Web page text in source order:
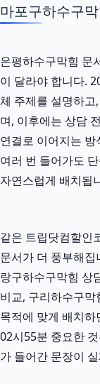
마포구하수구
은평하수구막힘 문
이 달라야 합니다.
체 주제를 설명하
며, 이후에는 상담
연결로 이어지는
여러 번 들어가도
자연스럽게 배치됩
같은 트립닷컴할인
문서가 더 풍부해
랑구하수구막힘 상
비교, 구리하수구
목적에 맞게 배치
02시55분 중요한
가 들어간 문장이